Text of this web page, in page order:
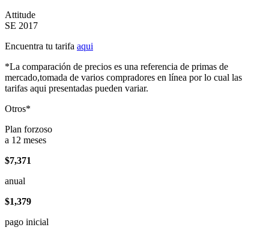
Attitude
SE 2017
Encuentra tu tarifa aqui
*La comparación de precios es una referencia de primas de
mercado,tomada de varios compradores en línea por lo cual las
tarifas aqui presentadas pueden variar.
Otros*
Plan forzoso
a 12 meses
$7,371
anual
$1,379
pago inicial